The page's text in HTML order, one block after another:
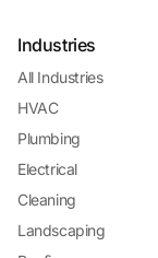
Industries
All Industries
HVAC
Plumbing
Electrical
Cleaning
Landscaping